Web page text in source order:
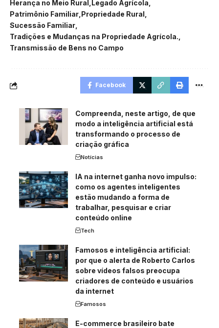
Herança no Meio Rural
Legado Agrícola
Patrimônio Familiar Propriedade Rural
Sucessão Familiar
Tradições e Mudanças na Propriedade Agrícola.
Transmissão de Bens no Campo
Facebook
Compreenda, neste artigo, de que
modo a inteligência artificial está
transformando o processo de
criação gráfica
Notícias
IA na internet ganha novo impulso:
como os agentes inteligentes
estão mudando a forma de
trabalhar, pesquisar e criar
conteúdo online
Tech
Famosos e inteligência artificial:
por que o alerta de Roberto Carlos
sobre vídeos falsos preocupa
criadores de conteúdo e usuários
da internet
Famosos
E-commerce brasileiro bate